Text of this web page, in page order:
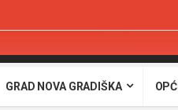
GRAD NOVA GRADIŠKA